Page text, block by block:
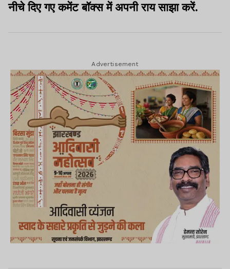
नीचे दिए गए कमेंट बॉक्स में अपनी राय साझा करें.
Advertisement